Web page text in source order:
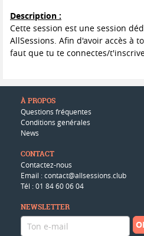
Description :
Cette session est une session
AllSessions. Afin d'avoir accès à
faut que tu te connectes/
À PROPOS
Questions fréquentes
Conditions genérales
News
CONTACT
Contactez-nous
Email : contact@allsessions.club
Tél : 01 84 60 06 04
NEWSLETTER